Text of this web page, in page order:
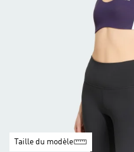
Taille du modèle